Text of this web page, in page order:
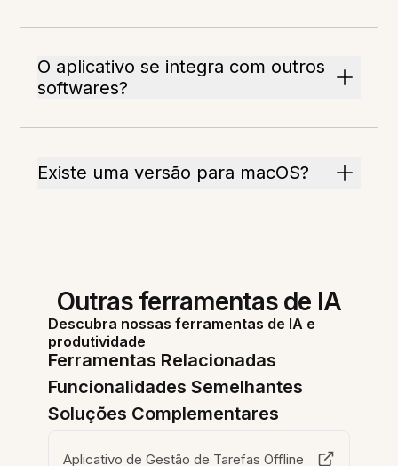
O aplicativo se integra com outros
softwares?
Existe uma versão para macOS?
Outras ferramentas de IA
Descubra nossas ferramentas de IA e
produtividade
Ferramentas Relacionadas
Funcionalidades Semelhantes
Soluções Complementares
Aplicativo de Gestão de Tarefas Offline